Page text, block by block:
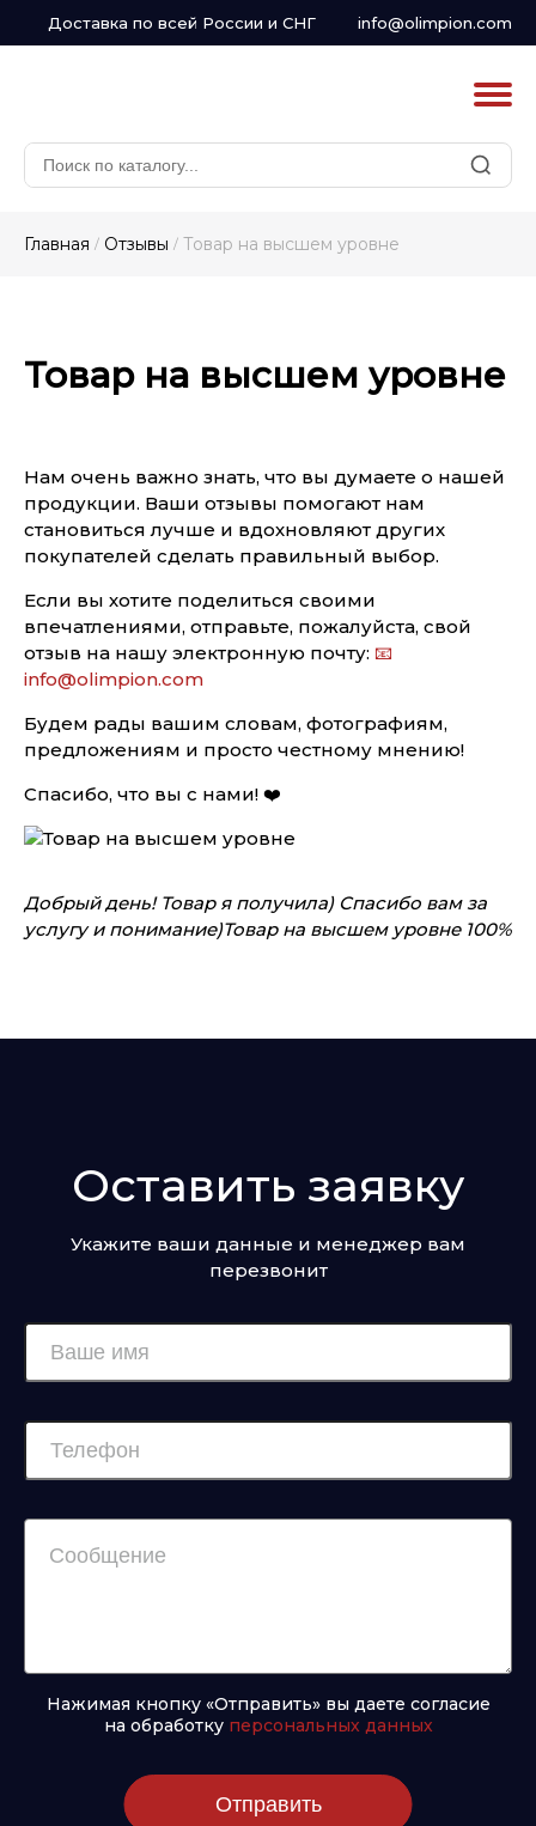
Доставка по всей России и СНГ info@olimpion.com
Главная / Отзывы / Товар на высшем уровне
Товар на высшем уровне
Нам очень важно знать, что вы думаете о нашей
продукции. Ваши отзывы помогают нам
становиться лучше и вдохновляют других
покупателей сделать правильный выбор.
Если вы хотите поделиться своими
впечатлениями, отправьте, пожалуйста, свой
отзыв на нашу электронную почту: 📧
info@olimpion.com
Будем рады вашим словам, фотографиям,
предложениям и просто честному мнению!
Спасибо, что вы с нами! ❤️
Добрый день! Товар я получила) Спасибо вам за
услугу и понимание)Товар на высшем уровне 100%
Оставить заявку
Укажите ваши данные и менеджер вам
перезвонит
Нажимая кнопку «Отправить» вы даете согласие
на обработку персональных данных
Отправить